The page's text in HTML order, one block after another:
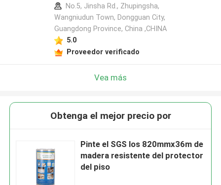
No.5, Jinsha Rd., Zhupingsha,
Wangniudun Town, Dongguan City,
Guangdong Province, China ,CHINA
5.0
Proveedor verificado
Vea más
Obtenga el mejor precio por
Pinte el SGS los 820mmx36m de
madera resistente del protector
del piso